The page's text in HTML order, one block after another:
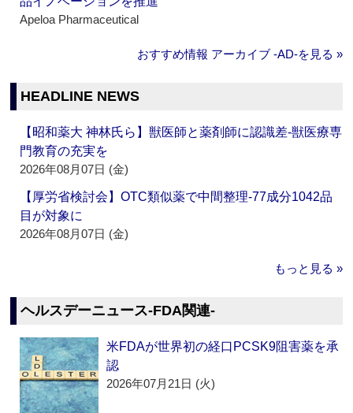
Apeloa Pharmaceutical
おすすめ情報 アーカイブ ‐AD‐を見る »
HEADLINE NEWS
【昭和薬大 神林氏ら】獣医師と薬剤師に認識差‐獣医療専
門教育の充実を
2026年08月07日 (金)
【厚労省検討会】OTC類似薬で中間整理‐77成分1042品
目が対象に
2026年08月07日 (金)
もっと見る »
ヘルスデーニュース‐FDA関連‐
米FDAが世界初の経口PCSK9阻害薬を承
認
2026年07月21日 (火)